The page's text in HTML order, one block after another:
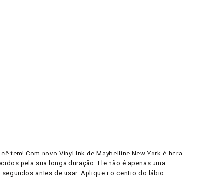
tem! Com novo Vinyl Ink de Maybelline New York é hora
pela sua longa duração. Ele não é apenas uma
antes de usar. Aplique no centro do lábio